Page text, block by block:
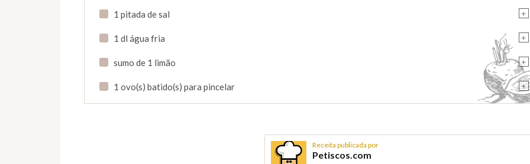
+
1 pitada de sal
+
1 dl água fria
+
sumo de 1 limão
+
1 ovo(s) batido(s) para pincelar
Receita publicada por
Petiscos.com